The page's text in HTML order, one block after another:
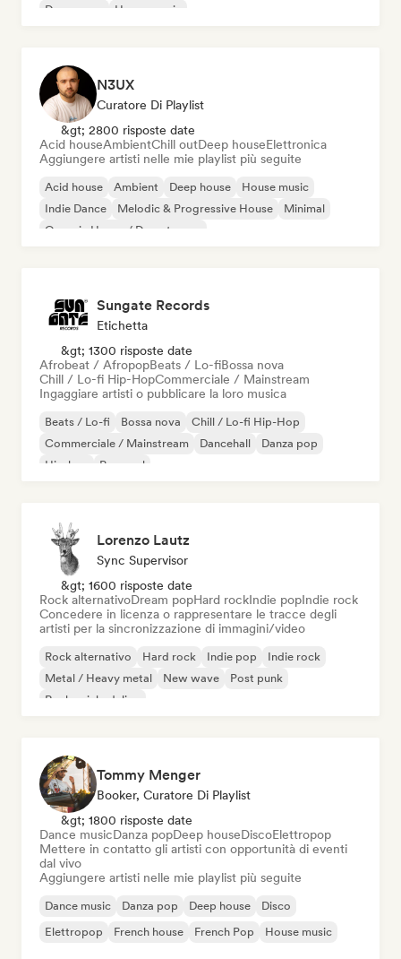
Dream pop House music
N3UX
Curatore Di Playlist
&gt; 2800 risposte date
Acid houseAmbientChill outDeep houseElettronica
Aggiungere artisti nelle mie playlist più seguite
Acid house Ambient Deep house
House music
Indie Dance
Melodic & Progressive House
Minimal
Organic House / Downtempo
Sungate Records
Etichetta
&gt; 1300 risposte date
Afrobeat / AfropopBeats / Lo-fiBossa nova
Chill / Lo-fi Hip-HopCommerciale / Mainstream
Ingaggiare artisti o pubblicare la loro musica
Beats / Lo-fi Bossa nova
Chill / Lo-fi Hip-Hop
Commerciale / Mainstream
Dancehall
Danza pop
Hip-hop
Pop soul
Lorenzo Lautz
Sync Supervisor
&gt; 1600 risposte date
Rock alternativoDream popHard rockIndie popIndie rock
Concedere in licenza o rappresentare le tracce degli
artisti per la sincronizzazione di immagini/video
Rock alternativo Hard rock Indie pop
Indie rock
Metal / Heavy metal
New wave
Post punk
Rock psichedelico
Tommy Menger
Booker, Curatore Di Playlist
&gt; 1800 risposte date
Dance musicDanza popDeep houseDiscoElettropop
Mettere in contatto gli artisti con opportunità di eventi
dal vivo
Aggiungere artisti nelle mie playlist più seguite
Dance music Danza pop Deep house
Disco
Elettropop
French house French Pop House music